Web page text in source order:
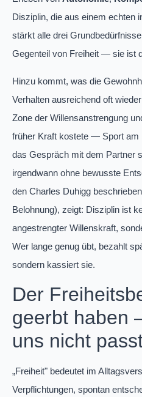
Disziplin, die aus einem echten
stärkt alle drei
Gegenteil von Freiheit — sie ist
Hinzu kommt, was die
Verhalten ausreichend oft
Zone der Willensanstrengung
früher Kraft kostete — Sport am
das Gespräch mit dem Partner
irgendwann ohne bewusste
den Charles Duhigg
Belohnung), zeigt: Disziplin ist
angestrengter Willenskraft,
Wer lange genug übt, bezahlt
sondern kassiert sie.
Der
geerbt haben
uns nicht
„Freiheit" bedeutet im
Verpflichtungen, spontan